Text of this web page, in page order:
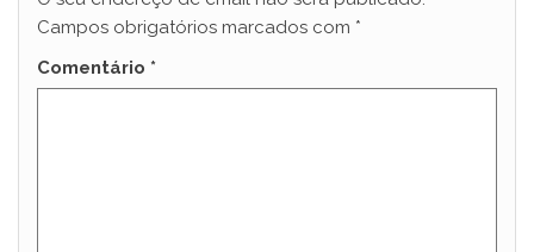
Campos obrigatórios marcados com *
Comentário *